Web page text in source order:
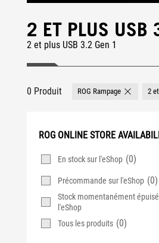
2 ET PLUS USB
2 et plus USB 3.2 Gen 1
0 Produit ROG Rampage Remove2
ROG ONLINE STORE
En stock sur l'eShop (0)
Précommande sur l'eShop (0)
Stock momentanément
l'eShop
Tous les produits (0)